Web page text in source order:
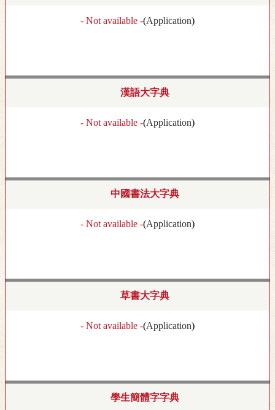
- Not available -(Application)
漢語大字典
- Not available -(Application)
中國書法大字典
- Not available -(Application)
草書大字典
- Not available -(Application)
學生簡體字字典